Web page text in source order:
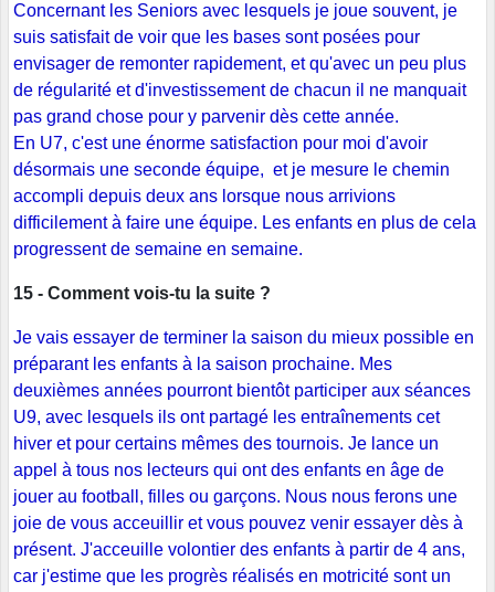
Concernant les Seniors avec lesquels je joue souvent, je
suis satisfait de voir que les bases sont posées pour
envisager de remonter rapidement, et qu'avec un peu plus
de régularité et d'investissement de chacun il ne manquait
pas grand chose pour y parvenir dès cette année.
En U7, c'est une énorme satisfaction pour moi d'avoir
désormais une seconde équipe, et je mesure le chemin
accompli depuis deux ans lorsque nous arrivions
difficilement à faire une équipe. Les enfants en plus de cela
progressent de semaine en semaine.
15 - Comment vois-tu la suite ?
Je vais essayer de terminer la saison du mieux possible en
préparant les enfants à la saison prochaine. Mes
deuxièmes années pourront bientôt participer aux séances
U9, avec lesquels ils ont partagé les entraînements cet
hiver et pour certains mêmes des tournois. Je lance un
appel à tous nos lecteurs qui ont des enfants en âge de
jouer au football, filles ou garçons. Nous nous ferons une
joie de vous acceuillir et vous pouvez venir essayer dès à
présent. J'acceuille volontier des enfants à partir de 4 ans,
car j'estime que les progrès réalisés en motricité sont un